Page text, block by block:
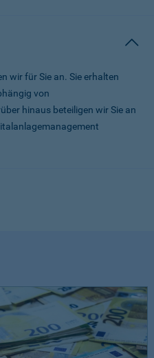
wir für Sie an. Sie erhalten
von
hinaus beteiligen wir Sie an